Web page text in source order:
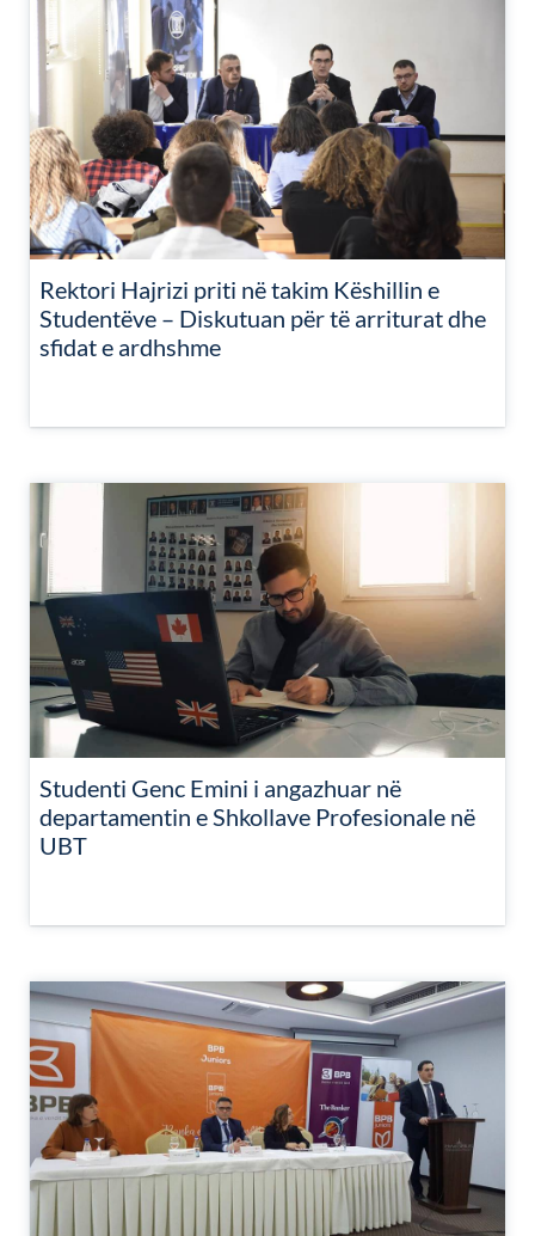
Rektori Hajrizi priti në takim Këshillin e
Studentëve – Diskutuan për të arriturat dhe
sfidat e ardhshme
Studenti Genc Emini i angazhuar në
departamentin e Shkollave Profesionale në
UBT